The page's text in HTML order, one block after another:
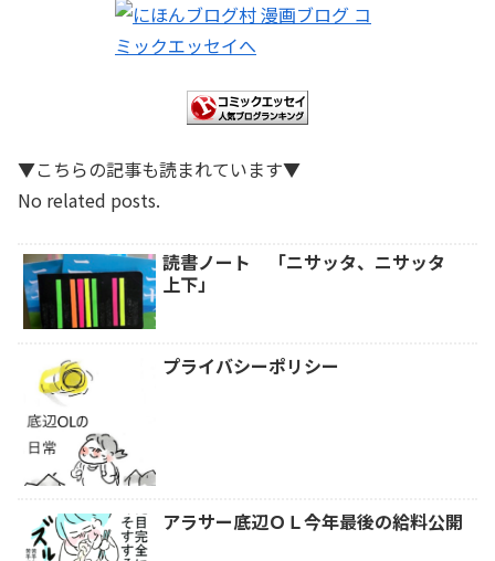
▼こちらの記事も読まれています▼
No related posts.
読書ノート 「ニサッタ、ニサッタ
上下」
プライバシーポリシー
アラサー底辺ＯＬ今年最後の給料公開